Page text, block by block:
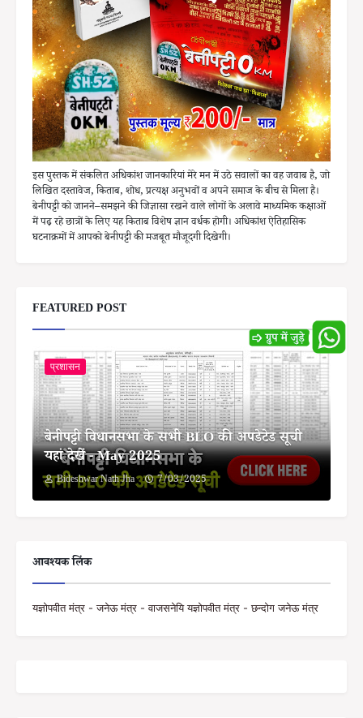
इस पुस्तक में संकलित अधिकांश जानकारियां मेरे मन में उठे सवालों का वह जवाब है, जो
लिखित दस्तावेज, किताब, शोध, प्रत्यक्ष अनुभवों व अपने समाज के बीच से मिला है।
बेनीपट्टी को जानने–समझने की जिज्ञासा रखने वाले लोगों के अलावे माध्यमिक कक्षाओं
में पढ़ रहे छात्रों के लिए यह किताब विशेष ज्ञान वर्धक होगी। अधिकांश ऐतिहासिक
घटनाक्रमों में आपको बेनीपट्टी की मजबूत मौजूदगी दिखेगी।
FEATURED POST
प्रशासन
बेनीपट्टी विधानसभा के सभी BLO की अपडेटेड सूची
यहां देखें - May 2025
Bideshwar Nath Jha 7/03/2025
आवश्यक लिंक
यज्ञोपवीत मंत्र - जनेऊ मंत्र - वाजसनेयि यज्ञोपवीत मंत्र - छन्दोग जनेऊ मंत्र